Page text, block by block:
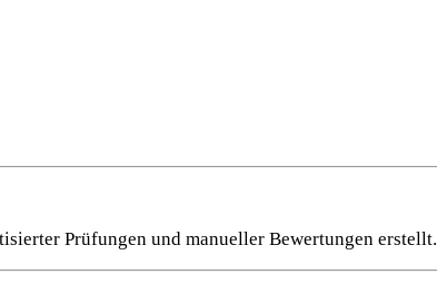
Prüfungen und manueller Bewertungen erstellt.